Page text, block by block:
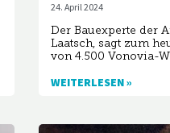
24. April 2024
Der Bauexperte der
Laatsch, sagt zum
von 4.500 Vonovia-
WEITERLESEN »